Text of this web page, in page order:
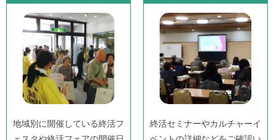
地域別に開催している終活フ
終活セミナーやカルチャーイ